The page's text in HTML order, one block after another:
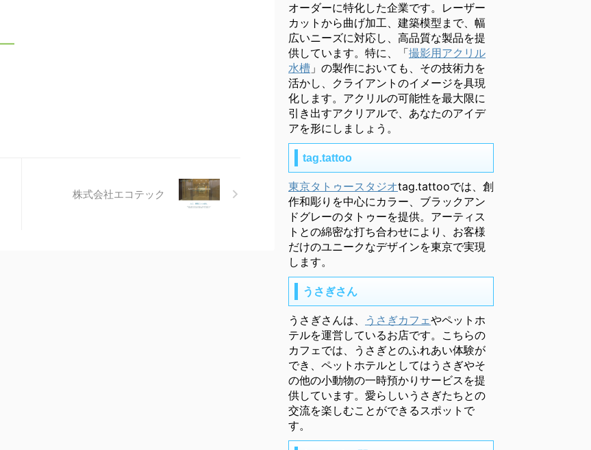
株式会社エコテック
オーダーに特化した企業です。レーザー
カットから曲げ加工、建築模型まで、幅
広いニーズに対応し、高品質な製品を提
供しています。特に、「撮影用アクリル
水槽 」の製作においても、その技術力を
活かし、クライアントのイメージを具現
化します。アクリルの可能性を最大限に
引き出すアクリアルで、あなたのアイデ
アを形にしましょう。
tag.tattoo
東京タトゥースタジオtag.tattooでは、創
作和彫りを中心にカラー、ブラックアン
ドグレーのタトゥーを提供。アーティス
トとの綿密な打ち合わせにより、お客様
だけのユニークなデザインを東京で実現
します。
うさぎさん
うさぎさんは、 うさぎカフェやペットホ
テルを運営しているお店です。こちらの
カフェでは、うさぎとのふれあい体験が
でき、ペットホテルとしてはうさぎやそ
の他の小動物の一時預かりサービスを提
供しています。愛らしいうさぎたちとの
交流を楽しむことができるスポットで
す。